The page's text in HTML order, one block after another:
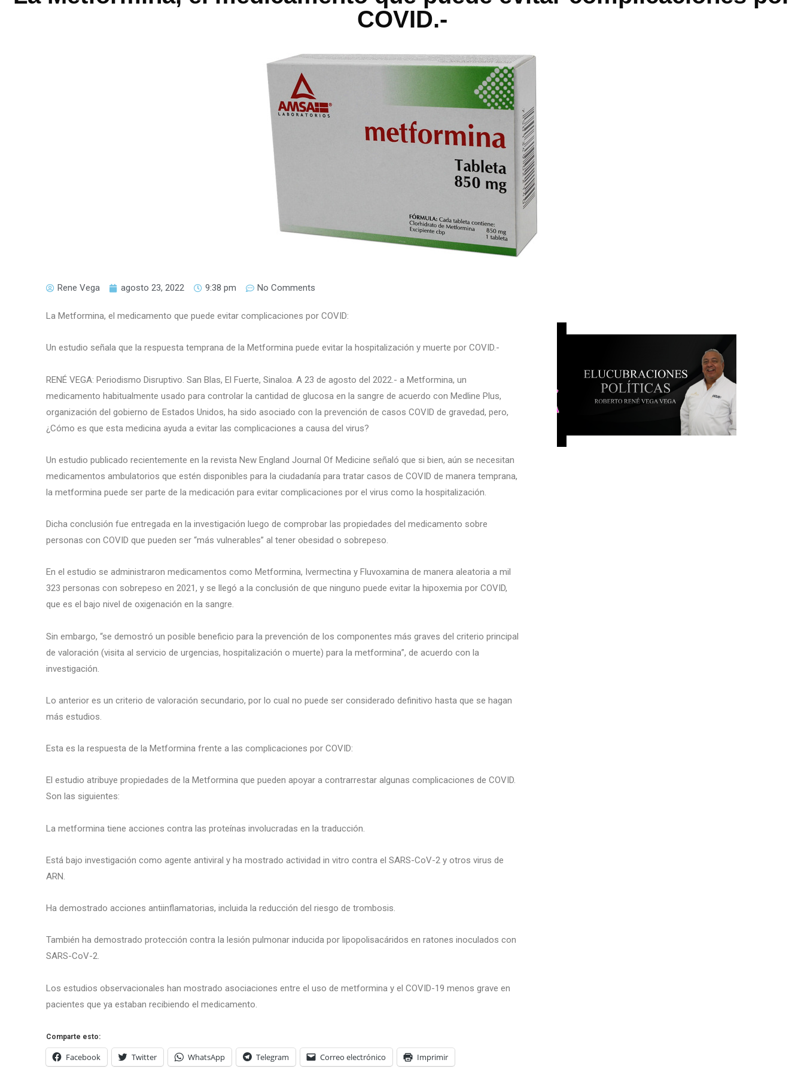
COVID.-
Rene Vega agosto 23, 2022 9:38 pm No Comments
La Metformina, el medicamento que puede evitar complicaciones por COVID:
Un estudio señala que la respuesta temprana de la Metformina puede evitar la hospitalización y muerte por COVID.-
RENÉ VEGA: Periodismo Disruptivo. San Blas, El Fuerte, Sinaloa. A 23 de agosto del 2022.- a Metformina, un
medicamento habitualmente usado para controlar la cantidad de glucosa en la sangre de acuerdo con Medline Plus,
organización del gobierno de Estados Unidos, ha sido asociado con la prevención de casos COVID de gravedad, pero,
¿Cómo es que esta medicina ayuda a evitar las complicaciones a causa del virus?
Un estudio publicado recientemente en la revista New England Journal Of Medicine señaló que si bien, aún se necesitan
medicamentos ambulatorios que estén disponibles para la ciudadanía para tratar casos de COVID de manera temprana,
la metformina puede ser parte de la medicación para evitar complicaciones por el virus como la hospitalización.
Dicha conclusión fue entregada en la investigación luego de comprobar las propiedades del medicamento sobre
personas con COVID que pueden ser “más vulnerables” al tener obesidad o sobrepeso.
En el estudio se administraron medicamentos como Metformina, Ivermectina y Fluvoxamina de manera aleatoria a mil
323 personas con sobrepeso en 2021, y se llegó a la conclusión de que ninguno puede evitar la hipoxemia por COVID,
que es el bajo nivel de oxigenación en la sangre.
Sin embargo, “se demostró un posible beneficio para la prevención de los componentes más graves del criterio principal
de valoración (visita al servicio de urgencias, hospitalización o muerte) para la metformina”, de acuerdo con la
investigación.
Lo anterior es un criterio de valoración secundario, por lo cual no puede ser considerado definitivo hasta que se hagan
más estudios.
Esta es la respuesta de la Metformina frente a las complicaciones por COVID:
El estudio atribuye propiedades de la Metformina que pueden apoyar a contrarrestar algunas complicaciones de COVID.
Son las siguientes:
La metformina tiene acciones contra las proteínas involucradas en la traducción.
Está bajo investigación como agente antiviral y ha mostrado actividad in vitro contra el SARS-CoV-2 y otros virus de
ARN.
Ha demostrado acciones antiinflamatorias, incluida la reducción del riesgo de trombosis.
También ha demostrado protección contra la lesión pulmonar inducida por lipopolisacáridos en ratones inoculados con
SARS-CoV-2.
Los estudios observacionales han mostrado asociaciones entre el uso de metformina y el COVID-19 menos grave en
pacientes que ya estaban recibiendo el medicamento.
Comparte esto:
Facebook Twitter WhatsApp Telegram Correo electrónico Imprimir